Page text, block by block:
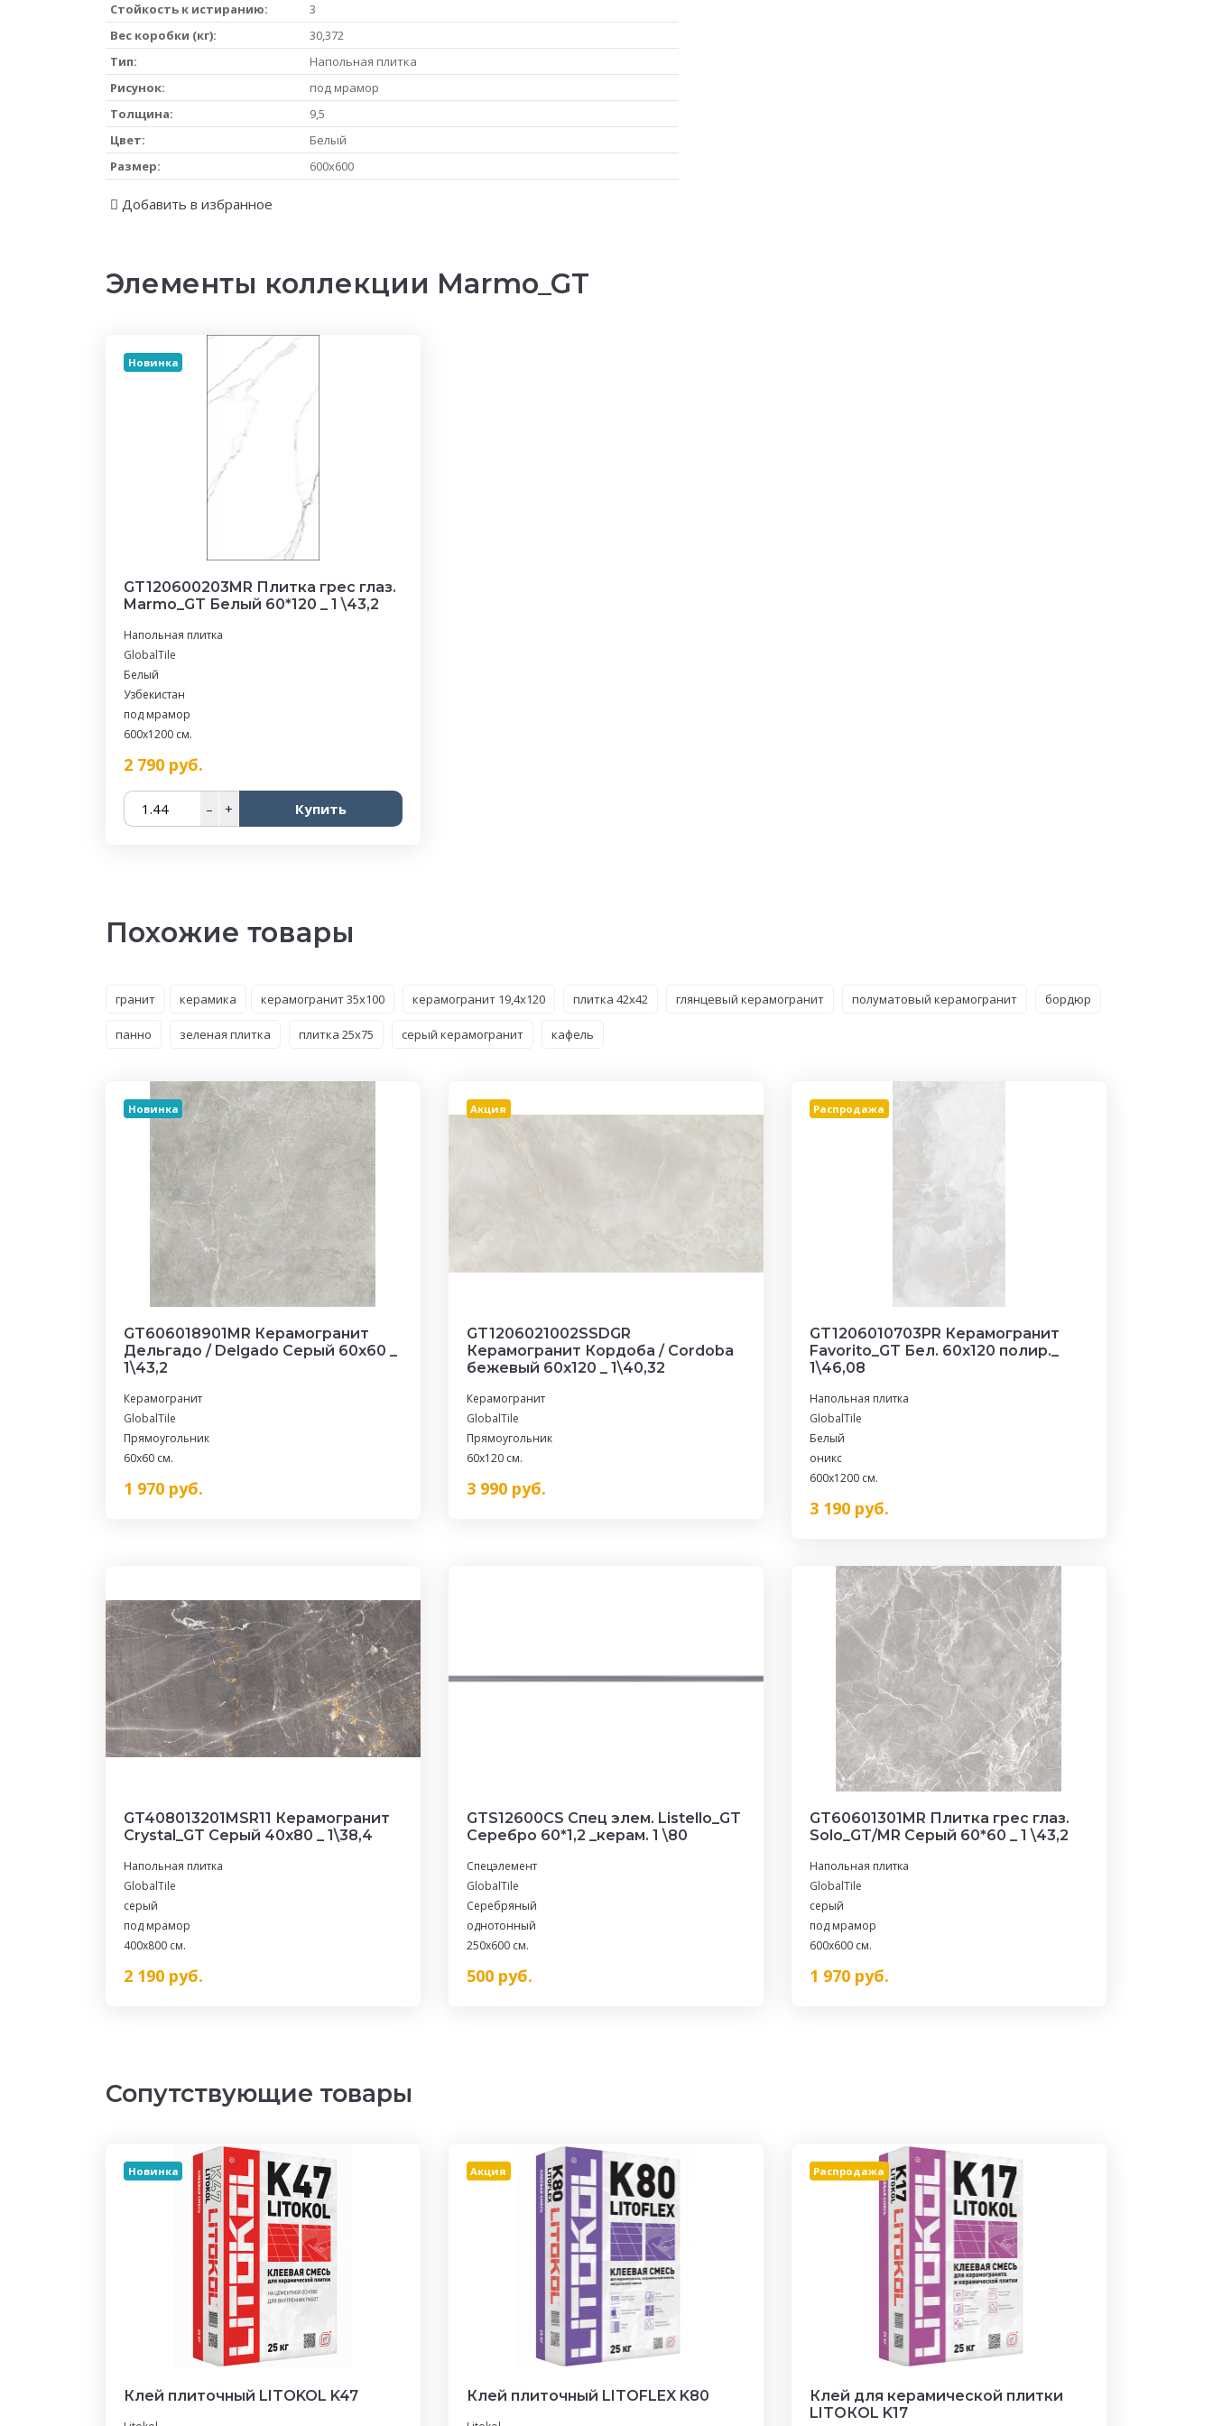
Стойкость к истиранию:
3
Вес коробки (кг):
30,372
Тип:
Напольная плитка
Рисунок:
под мрамор
Толщина:
9,5
Цвет:
Белый
Размер:
600x600
Добавить в избранное
Элементы коллекции Marmo_GT
Новинка
GT120600203MR Плитка грес глаз.
Marmo_GT Белый 60*120 _ 1 \43,2
Напольная плитка
GlobalTile
Белый
Узбекистан
под мрамор
600x1200 см.
2 790 руб.
– + Купить
Похожие товары
гранит керамика керамогранит 35x100 керамогранит 19,4x120 плитка 42x42 глянцевый керамогранит полуматовый керамогранит бордюр
панно зеленая плитка плитка 25x75 серый керамогранит кафель
Новинка
GT606018901MR Керамогранит
Дельгадо / Delgado Серый 60x60 _
1\43,2
Керамогранит
GlobalTile
Прямоугольник
60x60 см.
1 970 руб.
Акция
GT1206021002SSDGR
Керамогранит Кордоба / Cordoba
бежевый 60x120 _ 1\40,32
Керамогранит
GlobalTile
Прямоугольник
60x120 см.
3 990руб.
Распродажа
GT1206010703PR Керамогранит
Favorito_GT Бел. 60x120 полир._
1\46,08
Напольная плитка
GlobalTile
Белый
оникс
600x1200 см.
3 190руб.
GT408013201MSR11 Керамогранит
Crystal_GT Серый 40x80 _ 1\38,4
Напольная плитка
GlobalTile
серый
под мрамор
400x800 см.
2 190 руб.
GTS12600CS Спец элем. Listello_GT
Серебро 60*1,2 _керам. 1 \80
Спецэлемент
GlobalTile
Серебряный
однотонный
250x600 см.
500руб.
GT60601301MR Плитка грес глаз.
Solo_GT/MR Серый 60*60 _ 1 \43,2
Напольная плитка
GlobalTile
серый
под мрамор
600x600 см.
1 970руб.
Сопутствующие товары
Новинка
Клей плиточный LITOKOL K47
Акция
Клей плиточный LITOFLEX K80
Распродажа
Клей для керамической плитки
LITOКOL K17